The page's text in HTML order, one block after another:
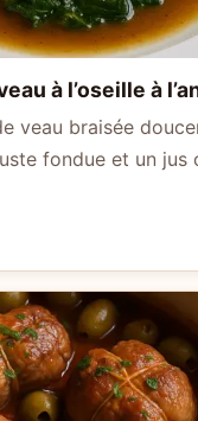
à l’oseille à
veau braisée
fondue et un jus